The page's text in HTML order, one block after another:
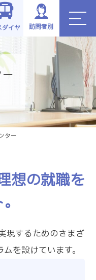
ダイヤ 訪問者別
ター
想の就職を
現するためのさまざ
を設けています。